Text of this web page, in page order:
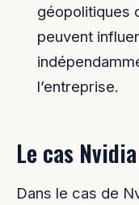
géopolitiques
peuvent
l’entreprise.
Le cas Nvidia
Dans le cas de